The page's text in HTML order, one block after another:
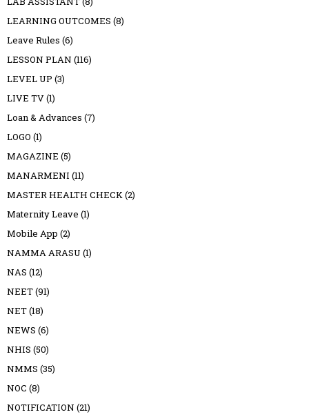
LEARNING OUTCOMES (8)
Leave Rules (6)
LESSON PLAN (116)
LEVEL UP (3)
LIVE TV(1)
Loan & Advances (7)
LOGO (1)
MAGAZINE (5)
MANARMENI (11)
MASTER HEALTH CHECK(2)
Maternity Leave (1)
Mobile App (2)
NAMMA ARASU (1)
NAS (12)
NEET(91)
NET(18)
NEWS (6)
NHIS (50)
NMMS (35)
NOC (8)
NOTIFICATION (21)